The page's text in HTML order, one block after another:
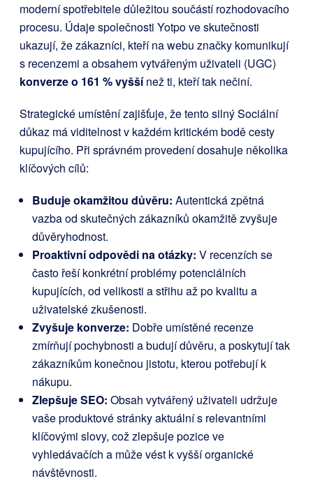
moderní spotřebitele důležitou součástí rozhodovacího
procesu. Údaje společnosti Yotpo ve skutečnosti
ukazují, že zákazníci, kteří na webu značky komunikují
s recenzemi a obsahem vytvářeným uživateli (UGC)
konverze o 161 % vyššínež ti, kteří tak nečiní.
Strategické umístění zajišťuje, že tento silný Sociální
důkaz má viditelnost v každém kritickém bodě cesty
kupujícího. Při správném provedení dosahuje několika
klíčových cílů:
Buduje okamžitou důvěru: Autentická zpětná
vazba od skutečných zákazníků okamžitě zvyšuje
důvěryhodnost.
Proaktivní odpovědi na otázky: V recenzích se
často řeší konkrétní problémy potenciálních
kupujících, od velikosti a střihu až po kvalitu a
uživatelské zkušenosti.
Zvyšuje konverze: Dobře umístěné recenze
zmírňují pochybnosti a budují důvěru, a poskytují tak
zákazníkům konečnou jistotu, kterou potřebují k
nákupu.
Zlepšuje SEO: Obsah vytvářený uživateli udržuje
vaše produktové stránky aktuální s relevantními
klíčovými slovy, což zlepšuje pozice ve
vyhledávačích a může vést k vyšší organické
návštěvnosti.